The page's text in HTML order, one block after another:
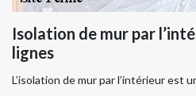
Isolation de mur par
lignes
L’isolation de mur par l’intérieur est